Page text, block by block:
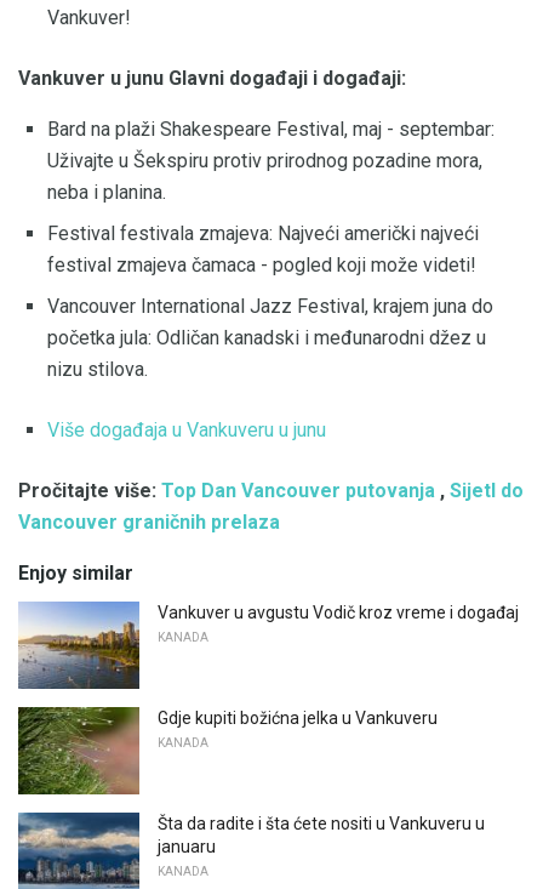
Vankuver!
Vankuver u junu Glavni događaji i događaji:
Bard na plaži Shakespeare Festival, maj - septembar:
Uživajte u Šekspiru protiv prirodnog pozadine mora,
neba i planina.
Festival festivala zmajeva: Najveći američki najveći
festival zmajeva čamaca - pogled koji može videti!
Vancouver International Jazz Festival, krajem juna do
početka jula: Odličan kanadski i međunarodni džez u
nizu stilova.
Više događaja u Vankuveru u junu
Pročitajte više: Top Dan Vancouver putovanja , Sijetl do
Vancouver graničnih prelaza
Enjoy similar
Vankuver u avgustu Vodič kroz vreme i događaj
KANADA
Gdje kupiti božićna jelka u Vankuveru
KANADA
Šta da radite i šta ćete nositi u Vankuveru u
januaru
KANADA